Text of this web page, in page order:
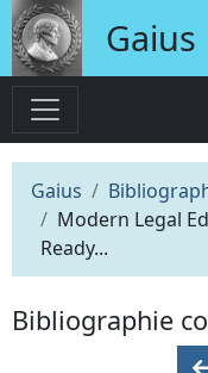
Gaius
Gaius
Modern Legal
Ready...
Bibliographie